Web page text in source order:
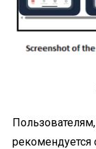
рекомендуется